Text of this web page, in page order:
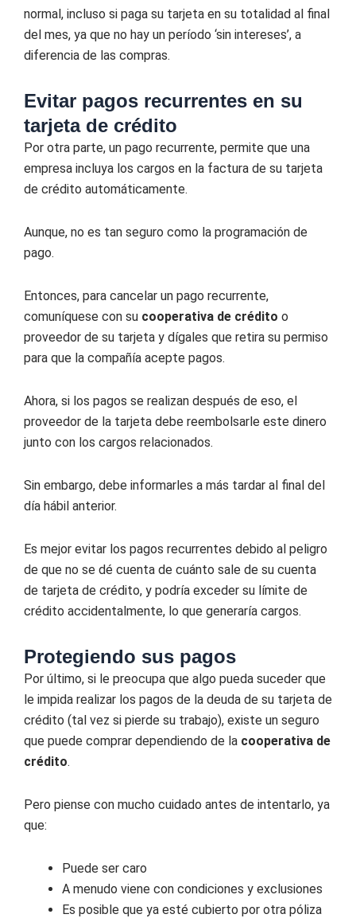
normal, incluso si paga su tarjeta en su totalidad al final
del mes, ya que no hay un período ‘sin intereses’, a
diferencia de las compras.
Evitar pagos recurrentes en su
tarjeta de crédito
Por otra parte, un pago recurrente, permite que una
empresa incluya los cargos en la factura de su tarjeta
de crédito automáticamente.
Aunque, no es tan seguro como la programación de
pago.
Entonces, para cancelar un pago recurrente,
comuníquese con su cooperativa de crédito o
proveedor de su tarjeta y dígales que retira su permiso
para que la compañía acepte pagos.
Ahora, si los pagos se realizan después de eso, el
proveedor de la tarjeta debe reembolsarle este dinero
junto con los cargos relacionados.
Sin embargo, debe informarles a más tardar al final del
día hábil anterior.
Es mejor evitar los pagos recurrentes debido al peligro
de que no se dé cuenta de cuánto sale de su cuenta
de tarjeta de crédito, y podría exceder su límite de
crédito accidentalmente, lo que generaría cargos.
Protegiendo sus pagos
Por último, si le preocupa que algo pueda suceder que
le impida realizar los pagos de la deuda de su tarjeta de
crédito (tal vez si pierde su trabajo), existe un seguro
que puede comprar dependiendo de la cooperativa de
crédito.
Pero piense con mucho cuidado antes de intentarlo, ya
que:
Puede ser caro
A menudo viene con condiciones y exclusiones
Es posible que ya esté cubierto por otra póliza